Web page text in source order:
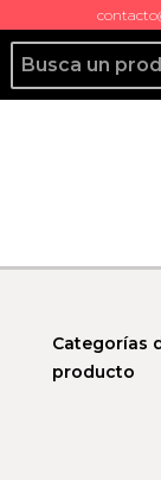
Producto de
Categorías
producto